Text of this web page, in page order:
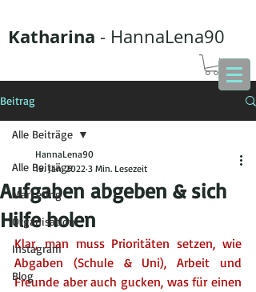
Katharina - HannaLena90
Beitrag
Alle Beiträge
Marketing
Organisation
Instagram
Blog
Alle Beiträge
Aufgaben abgeben & sich
Hilfe holen
HannaLena90
19. Jan. 2022 3 Min. Lesezeit
Klar, man muss Prioritäten setzen, wie
Abgaben (Schule & Uni), Arbeit und
Freunde aber auch gucken, was für einen